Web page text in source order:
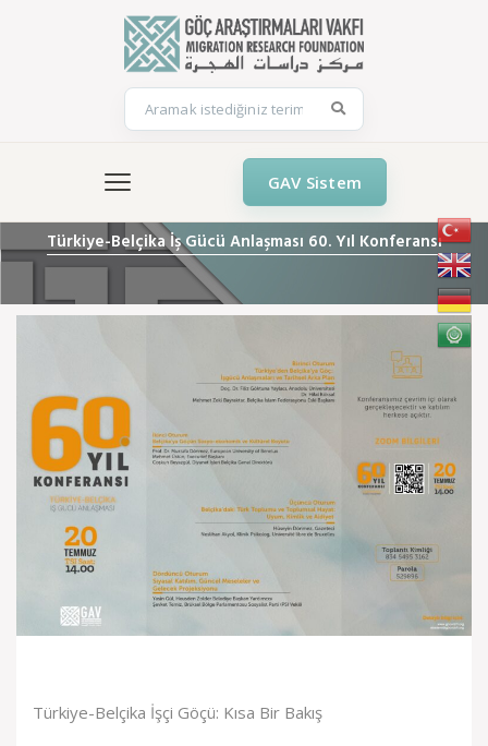
GAV Sistem
Türkiye-Belçika İş Gücü Anlaşması 60. Yıl Konferansı
Türkiye-Belçika İşçi Göçü: Kısa Bir Bakış